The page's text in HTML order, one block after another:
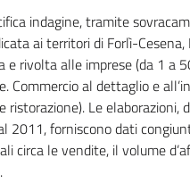
indagine, tramite
ai territori di Forlì-
e rivolta alle imprese (da 1 a
Commercio al dettaglio e
ristorazione). Le elaborazioni,
2011, forniscono dati
circa le vendite, il volume